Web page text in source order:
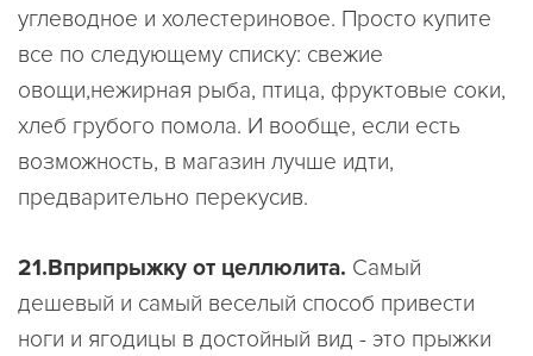
углеводное и холестериновое. Просто купите
все по следующему списку: свежие
овощи,нежирная рыба, птица, фруктовые соки,
хлеб грубого помола. И вообще, если есть
возможность, в магазин лучше идти,
предварительно перекусив.
21.Вприпрыжку от целлюлита. Самый
дешевый и самый веселый способ привести
ноги и ягодицы в достойный вид - это прыжки